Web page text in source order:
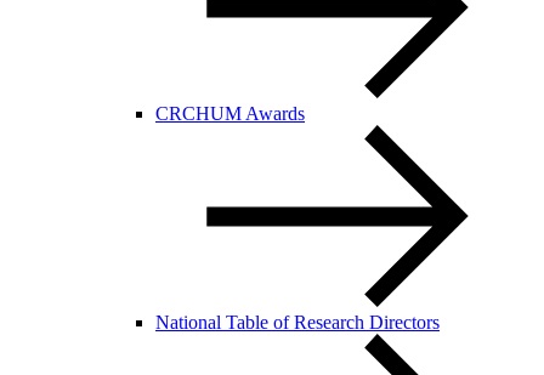
CRCHUM Awards
National Table of Research Directors